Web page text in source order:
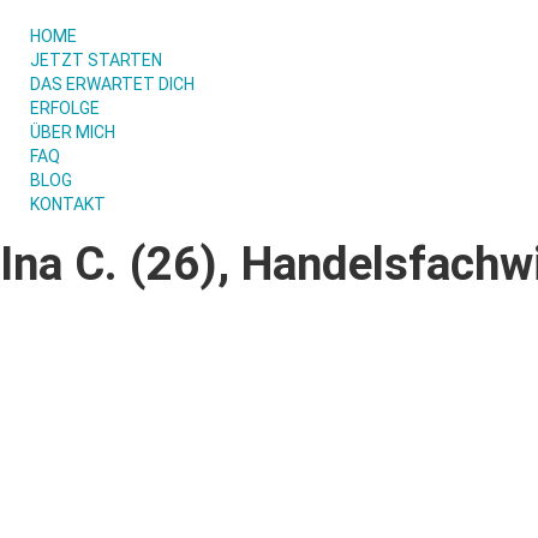
HOME
JETZT STARTEN
DAS ERWARTET DICH
ERFOLGE
ÜBER MICH
FAQ
BLOG
KONTAKT
Ina C. (26),